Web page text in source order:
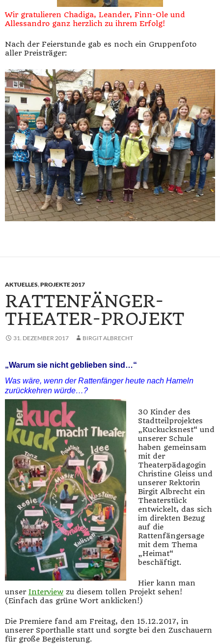
Wir gratulieren Chadiga, Leander, Finn-Ole und
Allessandro ganz herzlich zu ihrem Erfolg!
Nach der Feierstunde gab es noch ein Gruppenfoto
aller Preisträger:
AKTUELLES,PROJEKTE 2017
RATTENFÄNGER-
THEATER-PROJEKT
31. DEZEMBER 2017 BIRGIT ALBRECHT
„Warum sie nicht geblieben sind…“
Was wäre, wenn der Rattenfängerheute nach Hameln
zurückkehren würde…?
30 Kinder des
Stadtteilprojektes
„Kuckucksnest“ und
unserer Schule
haben gemeinsam
mit der
Theaterpädagogin
Christine Gleiss und
unserer Rektorin
Birgit Albrecht ein
Theaterstück
entwickelt, das sich
im direkten Bezug
auf die
Rattenfängersage
mit dem Thema
„Heimat“
beschäftigt.
Hier kann man
unser Interview zu diesem tollen Projekt sehen!
(Einfach das grüne Wort anklicken!)
Die Premiere fand am Freitag, den 15.12.2017, in
unserer Sporthalle statt und sorgte bei den Zuschauern
für große Begeisterung.